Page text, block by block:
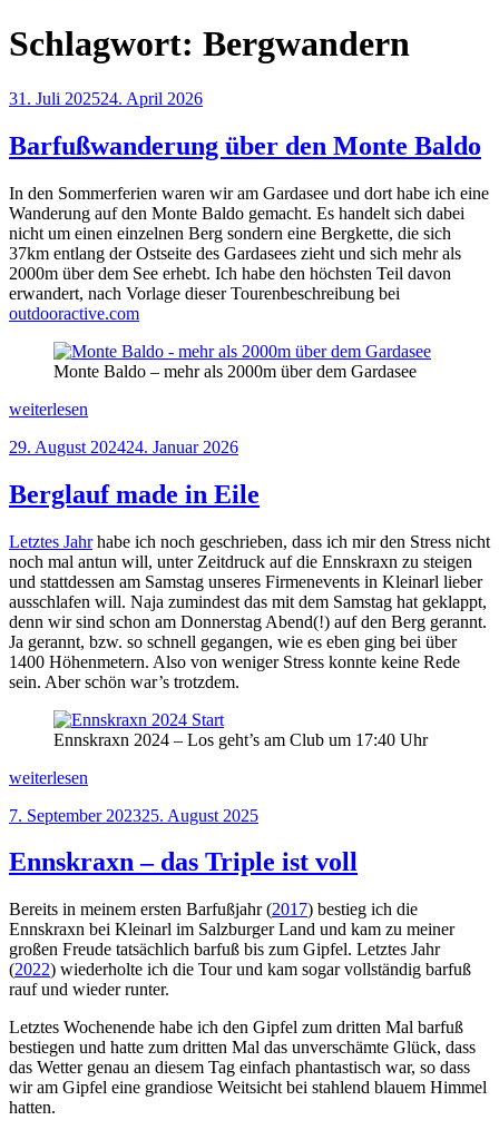
Schlagwort: Bergwandern
Veröffentlicht
31. Juli 202524. April 2026
Barfußwanderung über den Monte Baldo
In den Sommerferien waren wir am Gardasee und dort habe ich eine
Wanderung auf den Monte Baldo gemacht. Es handelt sich dabei
nicht um einen einzelnen Berg sondern eine Bergkette, die sich
37km entlang der Ostseite des Gardasees zieht und sich mehr als
2000m über dem See erhebt. Ich habe den höchsten Teil davon
erwandert, nach Vorlage dieser Tourenbeschreibung bei
outdooractive.com
Monte Baldo – mehr als 2000m über dem Gardasee
„Barfußwanderung
den
Baldo“
weiterlesen
Veröffentlicht
29. August 202424. Januar 2026
Berglauf made in Eile
Letztes Jahrhabe ich noch geschrieben, dass ich mir den Stress nicht
noch mal antun will, unter Zeitdruck auf die Ennskraxn zu steigen
und stattdessen am Samstag unseres Firmenevents in Kleinarl lieber
ausschlafen will. Naja zumindest das mit dem Samstag hat geklappt,
denn wir sind schon am Donnerstag Abend(!) auf den Berg gerannt.
Ja gerannt, bzw. so schnell gegangen, wie es eben ging bei über
1400 Höhenmetern. Also von weniger Stress konnte keine Rede
sein. Aber schön war’s trotzdem.
Ennskraxn 2024 – Los geht’s am Club um 17:40 Uhr
„Berglauf
in
weiterlesen
Veröffentlicht
7. September 202325. August 2025
Ennskraxn – das Triple ist voll
Bereits in meinem ersten Barfußjahr (2017) bestieg ich die
Ennskraxn bei Kleinarl im Salzburger Land und kam zu meiner
großen Freude tatsächlich barfuß bis zum Gipfel. Letztes Jahr
(2022) wiederholte ich die Tour und kam sogar vollständig barfuß
rauf und wieder runter.
Letztes Wochenende habe ich den Gipfel zum dritten Mal barfuß
bestiegen und hatte zum dritten Mal das unverschämte Glück, dass
das Wetter genau an diesem Tag einfach phantastisch war, so dass
wir am Gipfel eine grandiose Weitsicht bei stahlend blauem Himmel
hatten.